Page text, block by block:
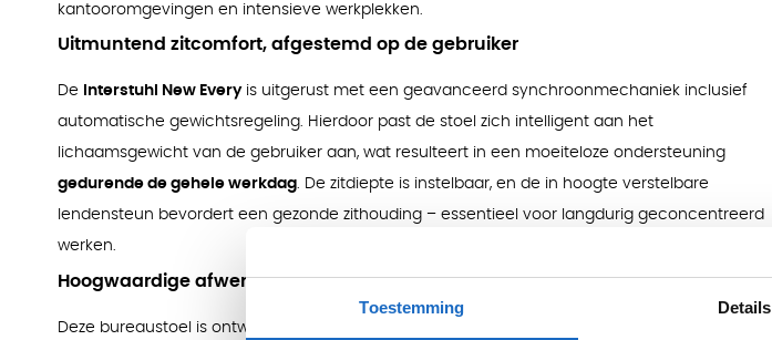
Toestemming Details
kantooromgevingen en intensieve werkplekken.
Uitmuntend zitcomfort, afgestemd op de gebruiker
De Interstuhl New Everyis uitgerust met een geavanceerd synchroonmechaniek inclusief
automatische gewichtsregeling. Hierdoor past de stoel zich intelligent aan het
lichaamsgewicht van de gebruiker aan, wat resulteert in een moeiteloze ondersteuning
gedurende de gehele werkdag. De zitdiepte is instelbaar, en de in hoogte verstelbare
lendensteun bevordert een gezonde zithouding – essentieel voor langdurig geconcentreerd
werken.
Hoogwaardige afwerking en intelligente functies
Deze bureaustoel is ontworpen met oog voor detail. De